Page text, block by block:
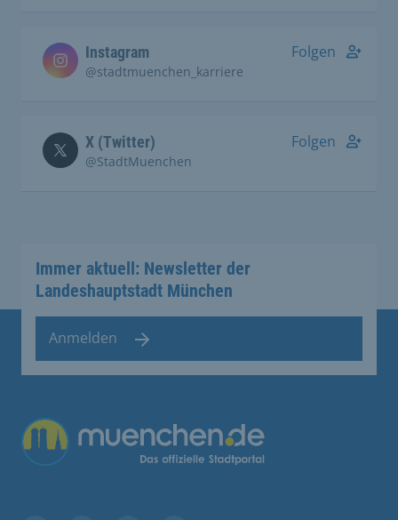
Instagram
@stadtmuenchen_karriere
Folgen
X (Twitter)
@StadtMuenchen
Folgen
Immer aktuell: Newsletter der
Landeshauptstadt München
Anmelden